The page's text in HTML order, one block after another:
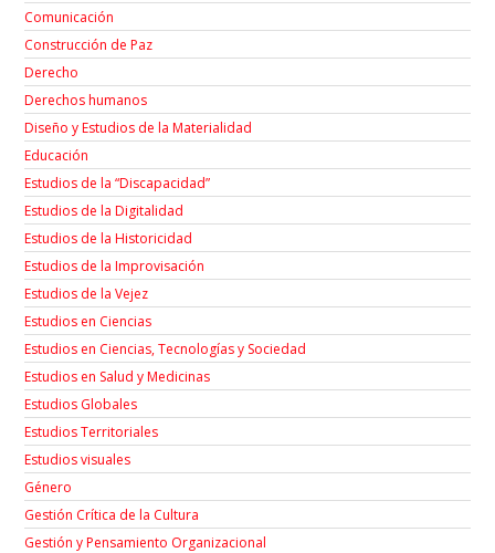
Comunicación
Construcción de Paz
Derecho
Derechos humanos
Diseño y Estudios de la Materialidad
Educación
Estudios de la “Discapacidad”
Estudios de la Digitalidad
Estudios de la Historicidad
Estudios de la Improvisación
Estudios de la Vejez
Estudios en Ciencias
Estudios en Ciencias, Tecnologías y Sociedad
Estudios en Salud y Medicinas
Estudios Globales
Estudios Territoriales
Estudios visuales
Género
Gestión Crítica de la Cultura
Gestión y Pensamiento Organizacional